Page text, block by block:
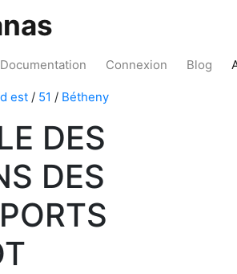
Documentation Connexion Blog
est / 51 / Bétheny
DES
DES